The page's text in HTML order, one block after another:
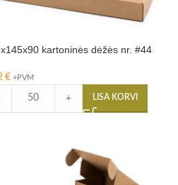
kartoninės dėžės nr. #44
€ +PVM
+ LISA KORVI